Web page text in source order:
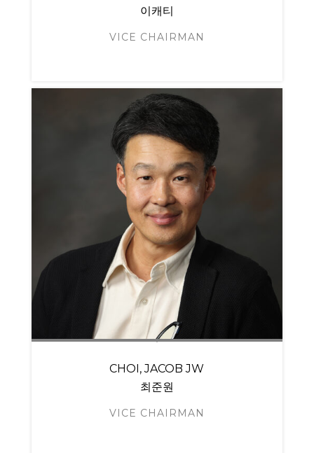
이캐티
VICE CHAIRMAN
CHOI, JACOB JW
최준원
VICE CHAIRMAN